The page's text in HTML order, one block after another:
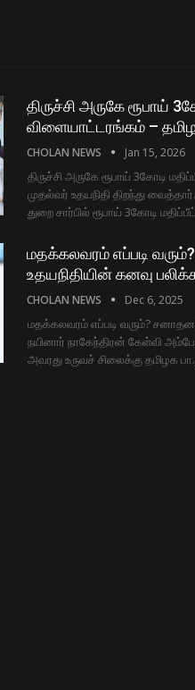
திருச்சி அருகே ரூபாய்
விளையாட்டரங்கம் –
CHOLAN NEWS Jan 15, 2026
திருச்சி அருகே ரூபாய் 3கோடி
முதல்வர் உதயநிதி திறந்து
துறை சார்பில் ரூபாய் 3கோடி
மதக்கலவரம் எப்படி
உதயநிதியின் கனவு
CHOLAN NEWS Dec 6, 2025
மதக்கலவரம் எப்படி வரும்?
நயினார் நாகேந்திரன் கேள்வி
அவரது உருவச் சிலைக்கு தமிழக